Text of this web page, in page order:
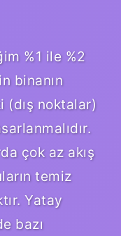
%1 ile %2
binanın
(dış noktalar)
çok az akış
temiz
Yatay
bazı